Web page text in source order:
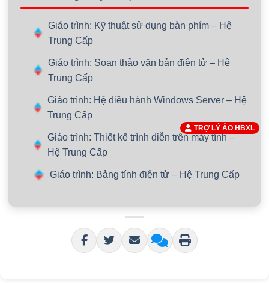
Giáo trình: Kỹ thuật sử dụng bàn phím – Hệ
Trung Cấp
Giáo trình: Soạn thảo văn bản điện tử – Hệ
Trung Cấp
Giáo trình: Hệ điều hành Windows Server – Hệ
Trung Cấp
Giáo trình: Thiết kế trình diễn trên máy tính –
Hệ Trung Cấp
Giáo trình: Bảng tính điện tử – Hệ Trung Cấp
TRỢ LÝ ẢO HBXL